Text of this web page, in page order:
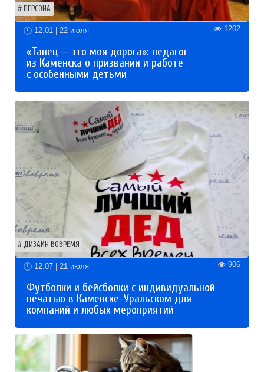
ПЕРСОНА
12:01 | 22 июля 1202
«Танец — это моя дорога»: педагог
из Каменска о призвании и работе
с особенными детьми
ДИЗАЙН ВОВРЕМЯ
12:07 | 21 июля 906
Футболки и бейсболки с индивидуальной
печатью в Каменске-Уральском для
компаний и любых мероприятий